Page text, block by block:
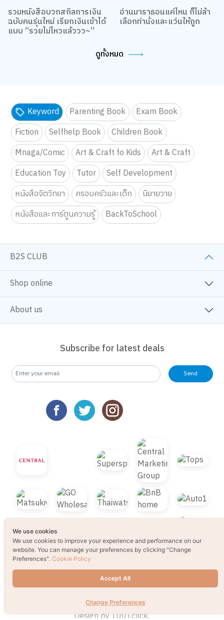
รวมหนังสือบวกสกิลการเงิน
ฉบับคนรุ่นใหม่ เรียกเงินเข้าได้
แบบ “รวยไม่ไหวแล้ววว~”
อ่านมาราธอนแค่ไหน ก็ไม่ล้า
เลือกท่านั่งและแว่นให้ถูก
ดูทั้งหมด
Keyword Parenting Book
Exam Book
Fiction
Selfhelp Book
Children Book
Mnaga/Comic
Art & Craft fo Kids
Art & Craft
Education Toy
Tutor
Self Development
หนังสือจิตวิทยา
ครอบครัวและเด็ก
นิยายวาย
หนังสือและการ์ตูนความรู้
BackToSchool
B2S CLUB
Shop online
About us
Subscribe for latest deals
Send
© 2021 B2S CLUB, All rights reserved. Web
Design by1001click.
We use cookies
website. You can manage your preferences by clicking "Change
Preferences". Cookie Policy
Change Preferences